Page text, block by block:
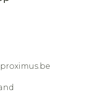
proximus.be